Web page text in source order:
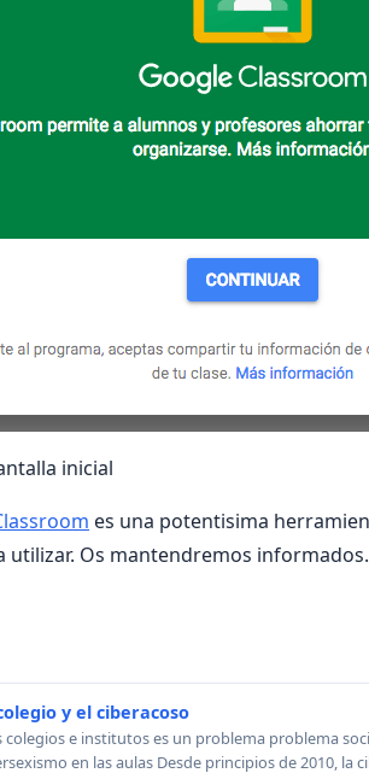
inicial
es una potentisima
utilizar. Os mantendremos informados.
y el ciberacoso
colegios e institutos es un problema problema
en las aulas Desde principios de 2010, la